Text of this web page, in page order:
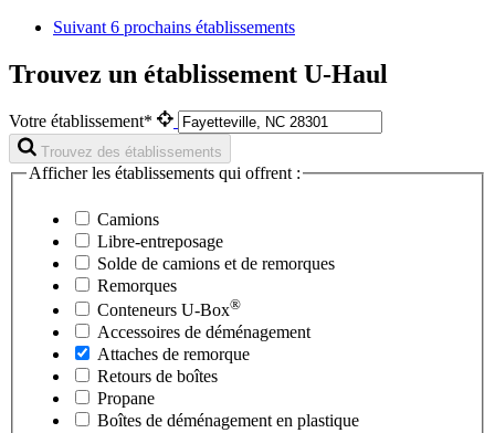
Suivant 6 prochains établissements
Trouvez un établissement U-Haul
Votre établissement*
Trouvez des établissements
Afficher les établissements qui offrent :
Camions
Libre-entreposage
Solde de camions et de remorques
Remorques
Conteneurs U-Box®
Accessoires de déménagement
Attaches de remorque
Retours de boîtes
Propane
Boîtes de déménagement en plastique